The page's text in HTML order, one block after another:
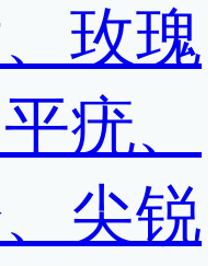
玫瑰
疣、
尖锐